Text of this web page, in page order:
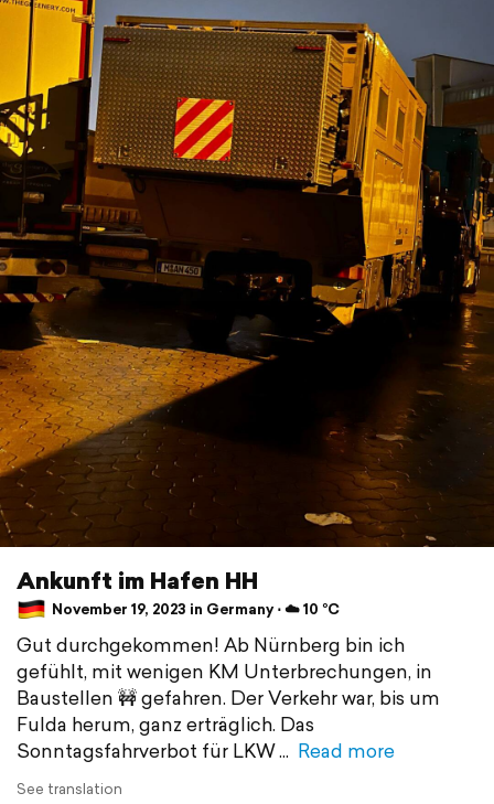
Ankunft im Hafen HH
November 19, 2023 in Germany ⋅ ☁️ 10 °C
Gut durchgekommen! Ab Nürnberg bin ich
gefühlt, mit wenigen KM Unterbrechungen, in
Baustellen 🚧 gefahren. Der Verkehr war, bis um
Fulda herum, ganz erträglich. Das
Sonntagsfahrverbot für LKW
Read more
See translation